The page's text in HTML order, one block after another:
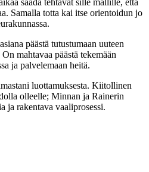
saada tehtävät sille mallille, että
Samalla totta kai itse orientoidun jo
päästä tutustumaan uuteen
mahtavaa päästä tekemään
ja palvelemaan heitä.
luottamuksesta. Kiitollinen
olleelle; Minnan ja Rainerin
ja rakentava vaaliprosessi.